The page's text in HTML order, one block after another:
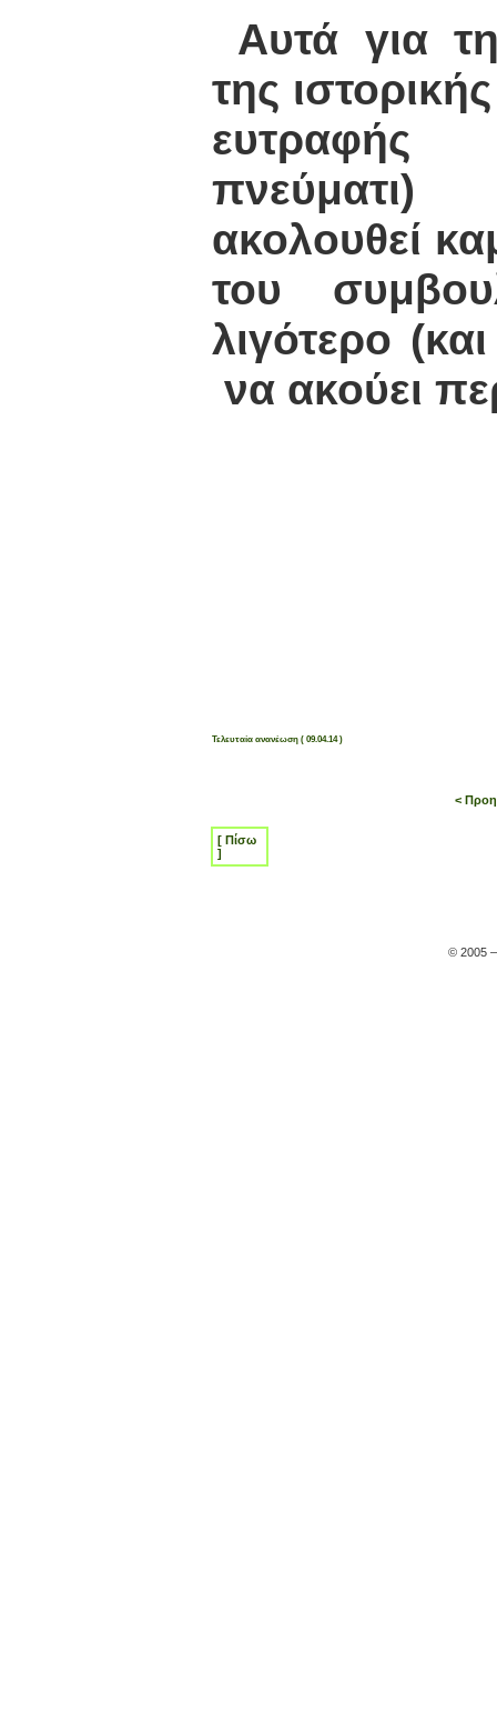
Αυτά για
της
ακολουθεί
του
λιγότερο
να ακούει
Τελευταία ανανέωση ( 09.04.14 )
<
[ Πίσω
]
© 2005